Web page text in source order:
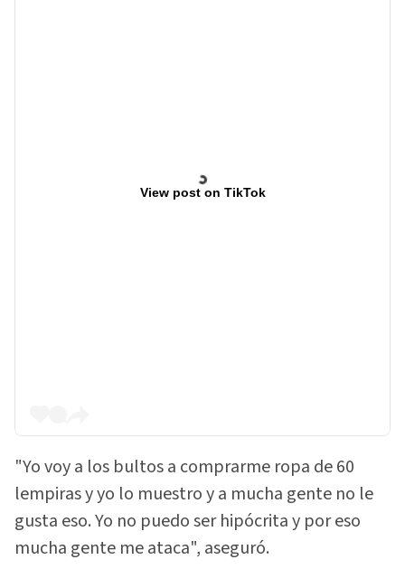
View post on TikTok
"Yo voy a los bultos a comprarme ropa de 60
lempiras y yo lo muestro y a mucha gente no le
gusta eso. Yo no puedo ser hipócrita y por eso
mucha gente me ataca", aseguró.